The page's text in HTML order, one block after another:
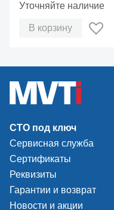
Уточняйте наличие
В корзину
СТО под ключ
Сервисная служба
Сертификаты
Реквизиты
Гарантии и возврат
Новости и акции